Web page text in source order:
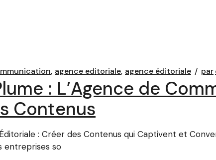
agence editoriale agence éditoriale par
: L’Agence de
Contenus
: Créer des Contenus qui Captivent et
entreprises so